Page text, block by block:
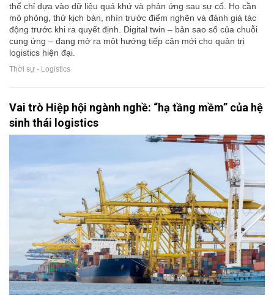
thể chỉ dựa vào dữ liệu quá khứ và phản ứng sau sự cố. Họ cần
mô phỏng, thử kịch bản, nhìn trước điểm nghẽn và đánh giá tác
động trước khi ra quyết định. Digital twin – bản sao số của chuỗi
cung ứng – đang mở ra một hướng tiếp cận mới cho quản trị
logistics hiện đại.
Thời sự - Logistics
Vai trò Hiệp hội ngành nghề: “hạ tầng mềm” của hệ
sinh thái logistics